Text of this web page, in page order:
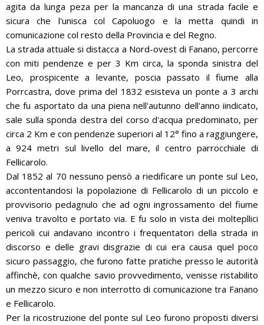
agita da lunga peza per la mancanza di una strada facile e
sicura che l'unisca col Capoluogo e la metta quindi in
comunicazione col resto della Provincia e del Regno.
La strada attuale si distacca a Nord-ovest di Fanano, percorre
con miti pendenze e per 3 Km circa, la sponda sinistra del
Leo, prospicente a levante, poscia passato il fiume alla
Porrcastra, dove prima del 1832 esisteva un ponte a 3 archi
che fu asportato da una piena nell'autunno dell'anno iindicato,
sale sulla sponda destra del corso d'acqua predominato, per
circa 2 Km e con pendenze superiori al 12° fino a raggiungere,
a 924 metri sul livello del mare, il centro parrocchiale di
Fellicarolo.
Dal 1852 al 70 nessuno pensò a riedificare un ponte sul Leo,
accontentandosi la popolazione di Fellicarolo di un piccolo e
provvisorio pedagnulo che ad ogni ingrossamento del fiume
veniva travolto e portato via. E fu solo in vista dei moltepllici
pericoli cui andavano incontro i frequentatori della strada in
discorso e delle gravi disgrazie di cui era causa quel poco
sicuro passaggio, che furono fatte pratiche presso le autorità
affinchè, con qualche savio provvedimento, venisse ristabilito
un mezzo sicuro e non interrotto di comunicazione tra Fanano
e Fellicarolo.
Per la ricostruzione del ponte sul Leo furono proposti diversi